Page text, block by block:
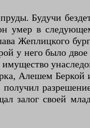
Будучи
умер в
Жеплицкого
у него было
имущество
Алешем Беркой
залог своей